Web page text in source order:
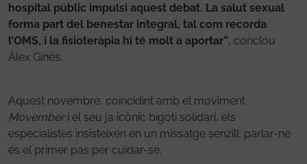
hospital públic impulsi aquest debat. La salut sexual
forma part del benestar integral, tal com recorda
l’OMS, i la fisioteràpia hi té molt a aportar”, conclou
Àlex Ginés.
Aquest novembre, coincidint amb el moviment
Movemberi el seu ja icònic bigoti solidari, els
especialistes insisteixen en un missatge senzill: parlar-ne
és el primer pas per cuidar-se.